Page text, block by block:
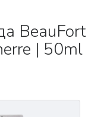
BeauFort
| 50ml